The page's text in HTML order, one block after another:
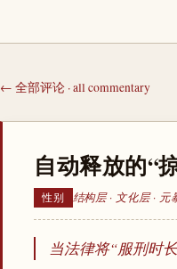
← 全部评论 · all commentary
自动释放的“
性别 结构层 · 文化层 · 元
当法律将“服刑时